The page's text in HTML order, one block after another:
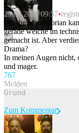
Sa_Set
29.07.2020 09:57
Für the Mandalorian
gerade welche im
gemacht ist. Aber
Drama?
In meinen Augen nicht,
und mager.
767
Melden
Zum Kommentar